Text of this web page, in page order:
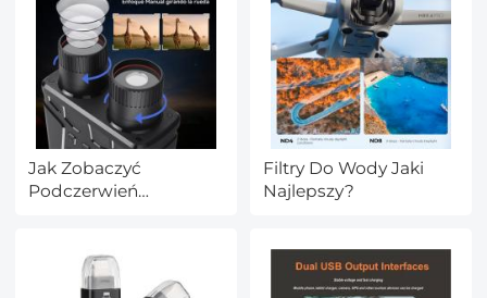
Jak Zobaczyć
Podczerwień
Filtry Do Wody Jaki
Najlepszy?